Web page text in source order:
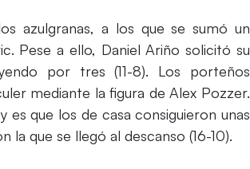
azulgranas, a los que se sumó un
Pese a ello, Daniel Ariño solicitó su
por tres (11-8). Los porteños
mediante la figura de Alex Pozzer.
que los de casa consiguieron unas
la que se llegó al descanso (16-10).